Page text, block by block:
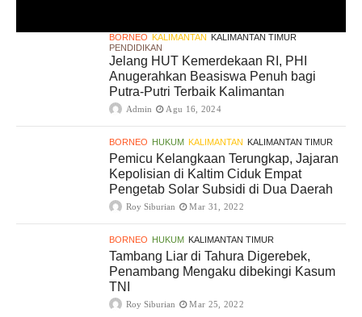
BORNEO KALIMANTAN KALIMANTAN TIMUR
PENDIDIKAN
Jelang HUT Kemerdekaan RI, PHI
Anugerahkan Beasiswa Penuh bagi
Putra-Putri Terbaik Kalimantan
Admin Agu 16, 2024
BORNEO HUKUM KALIMANTAN KALIMANTAN TIMUR
Pemicu Kelangkaan Terungkap, Jajaran
Kepolisian di Kaltim Ciduk Empat
Pengetab Solar Subsidi di Dua Daerah
Roy Siburian Mar 31, 2022
BORNEO HUKUM KALIMANTAN TIMUR
Tambang Liar di Tahura Digerebek,
Penambang Mengaku dibekingi Kasum
TNI
Roy Siburian Mar 25, 2022